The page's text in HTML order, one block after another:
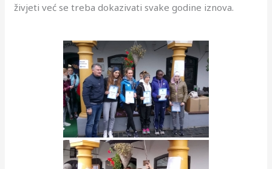
živjeti već se treba dokazivati svake godine iznova.